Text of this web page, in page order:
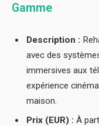
Gamme
Description :
avec des
immersives aux
expérience
maison.
Prix (EUR) : À